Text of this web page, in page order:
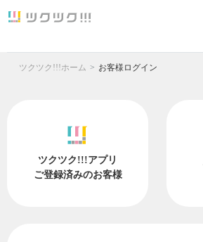
ツクツク!!!ホーム お客様ログイン
ツクツク!!!アプリ
ご登録済みのお客様